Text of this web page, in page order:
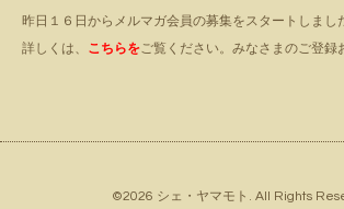
昨日１６日からメルマガ会員の募集をスタートしまし
詳しくは、 こちらをご覧ください。みなさまのご登録
©2026 シェ・ヤマモト . All Rights